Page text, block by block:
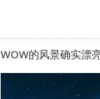
WOW的风景确实漂